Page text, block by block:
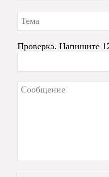
Проверка. Напишите